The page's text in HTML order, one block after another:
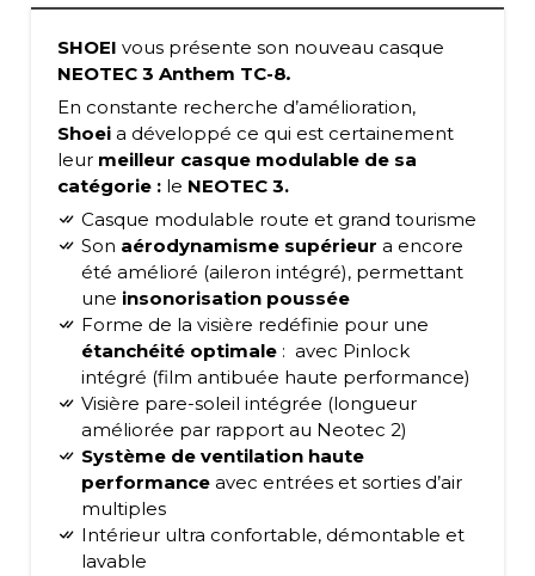
SHOEI vous présente son nouveau casque
NEOTEC 3 Anthem TC-8.
En constante recherche d’amélioration,
Shoeia développé ce qui est certainement
leur meilleur casque modulable de sa
catégorie :le NEOTEC 3.
Casque modulable route et grand tourisme
Son aérodynamisme supérieur a encore
été amélioré (aileron intégré), permettant
une insonorisation poussée
Forme de la visière redéfinie pour une
étanchéité optimale: avec Pinlock
intégré (film antibuée haute performance)
Visière pare-soleil intégrée (longueur
améliorée par rapport au Neotec 2)
Système de ventilation haute
performanceavec entrées et sorties d’air
multiples
Intérieur ultra confortable, démontable et
lavable